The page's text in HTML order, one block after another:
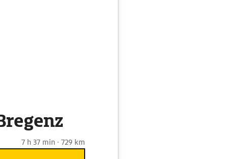
7 h 37 min · 729 km